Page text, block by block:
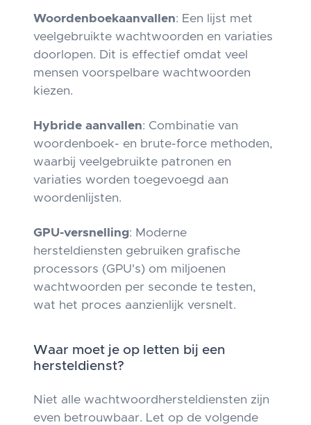
Woordenboekaanvallen: Een lijst met
veelgebruikte wachtwoorden en variaties
doorlopen. Dit is effectief omdat veel
mensen voorspelbare wachtwoorden
kiezen.
Hybride aanvallen: Combinatie van
woordenboek- en brute-force methoden,
waarbij veelgebruikte patronen en
variaties worden toegevoegd aan
woordenlijsten.
GPU-versnelling: Moderne
hersteldiensten gebruiken grafische
processors (GPU's) om miljoenen
wachtwoorden per seconde te testen,
wat het proces aanzienlijk versnelt.
Waar moet je op letten bij een
hersteldienst?
Niet alle wachtwoordhersteldiensten zijn
even betrouwbaar. Let op de volgende